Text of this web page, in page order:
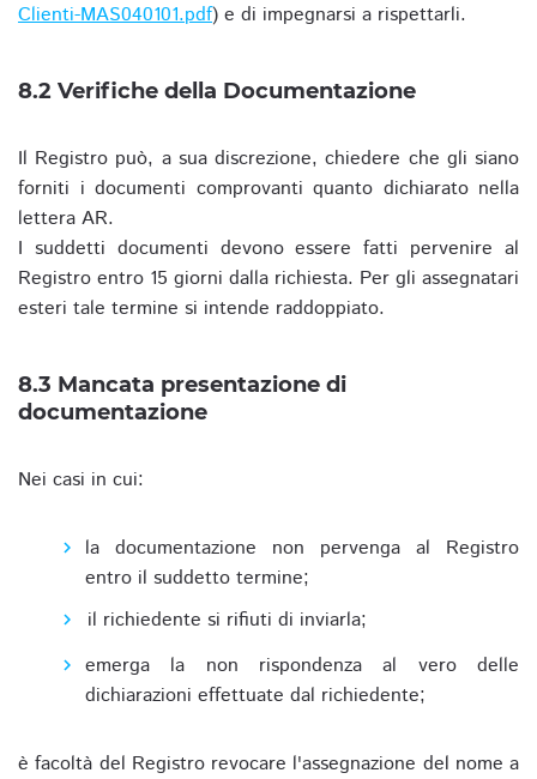
Clienti-MAS040101.pdf) e di impegnarsi a rispettarli.
8.2 Verifiche della Documentazione
Il Registro può, a sua discrezione, chiedere che gli siano
forniti i documenti comprovanti quanto dichiarato nella
lettera AR.
I suddetti documenti devono essere fatti pervenire al
Registro entro 15 giorni dalla richiesta. Per gli assegnatari
esteri tale termine si intende raddoppiato.
8.3 Mancata presentazione di
documentazione
Nei casi in cui:
la documentazione non pervenga al Registro
entro il suddetto termine;
il richiedente si rifiuti di inviarla;
emerga la non rispondenza al vero delle
dichiarazioni effettuate dal richiedente;
è facoltà del Registro revocare l'assegnazione del nome a